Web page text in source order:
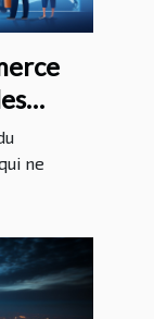
pour
ne